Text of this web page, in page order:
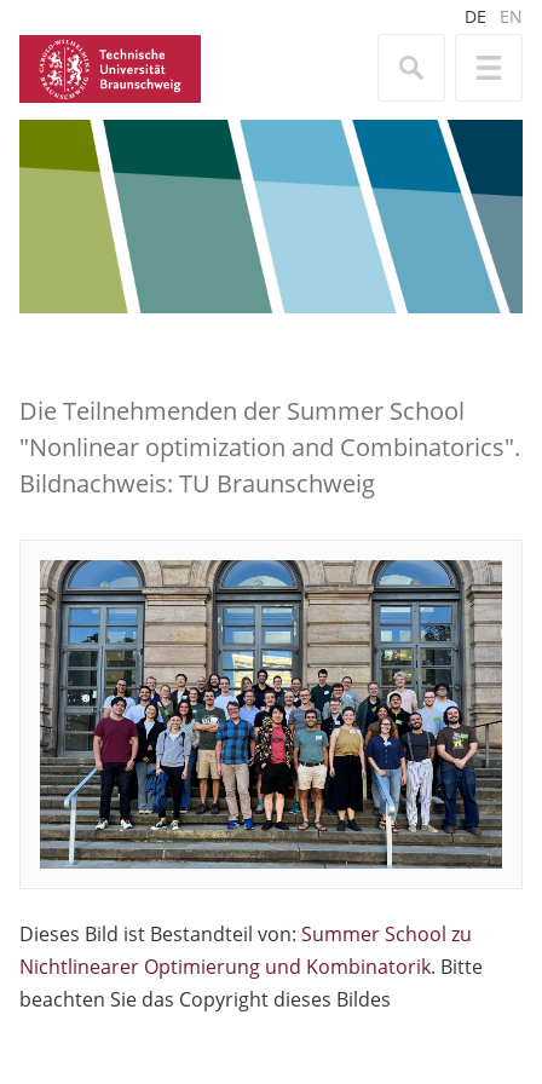
DE EN
Die Teilnehmenden der Summer School
"Nonlinear optimization and Combinatorics".
Bildnachweis: TU Braunschweig
Dieses Bild ist Bestandteil von: Summer School zu
Nichtlinearer Optimierung und Kombinatorik. Bitte
beachten Sie das Copyright dieses Bildes